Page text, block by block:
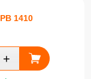
1410